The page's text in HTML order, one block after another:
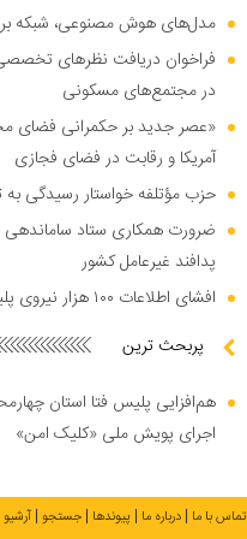
مدل‌های هوش مصنوعی، شبکه برق
فراخوان دریافت نظر‌های
در مجتمع‌های مسکونی
«عصر جدید بر حکمرانی فضای
آمریکا و رقابت در فضای فجازی
حزب مؤتلفه خواستار رسیدگی
ضرورت همکاری ستاد ساماندهی
پدافند غیرعامل کشور
افشای اطلاعات ۱۰۰ هزار نیروی پلیس در دارک وب
پربحث ترین
هم‌افزایی پلیس فتا استان
اجرای پویش ملی «کلیک امن»
تماس با ما درباره ما پیوندها جستجو آرشیو